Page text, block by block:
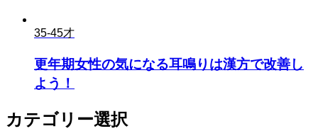
35-45才
更年期女性の気になる耳鳴りは漢方で改善し
よう！
カテゴリー選択